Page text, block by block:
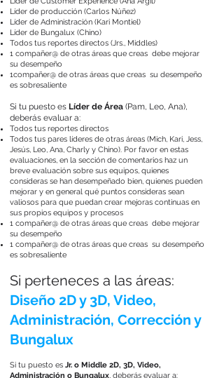
Líder de producción (Carlos Núñez)
Líder de Administración (Kari Montiel)
Líder de Bungalux (Chino)
Todos tus reportes directos (Jrs., Middles)
1 compañer@ de otras áreas que creas debe mejorar
su desempeño
1compañer@ de otras áreas que creas su desempeño
es sobresaliente
Si tu puesto es Líder de Área (Pam, Leo, Ana),
deberás evaluar a:
Todos tus reportes directos
Todos tus pares líderes de otras áreas (Mich, Kari, Jess,
Jesús, Leo, Ana, Charly y Chino). Por favor en estas
evaluaciones, en la sección de comentarios haz un
breve evaluación sobre sus equipos, quienes
consideras se han desempeñado bien, quienes pueden
mejorar y en general qué puntos consideras sean
valiosos para que puedan crear mejoras continuas en
sus propios equipos y procesos
1 compañer@ de otras áreas que creas debe mejorar
su desempeño
1 compañer@ de otras áreas que creas su desempeño
es sobresaliente
Si perteneces a las áreas:
Diseño 2D y 3D, Video,
Administración, Corrección y
Bungalux
Si tu puesto es Jr. o Middle 2D, 3D, Video,
Administración o Bungalux, deberás evaluar a: